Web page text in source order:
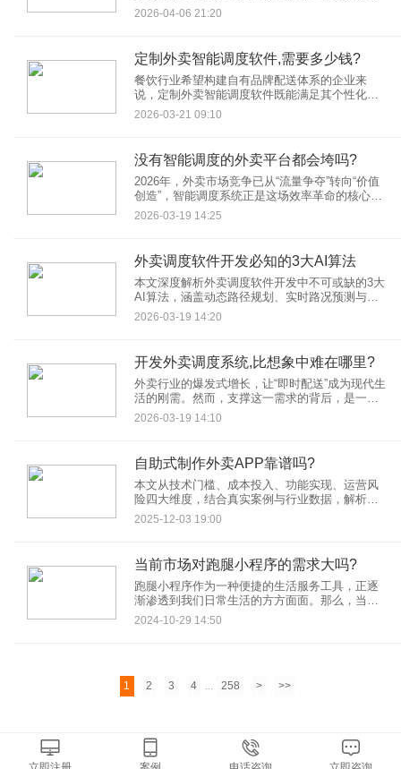
创新、下沉市场、细分场景、社交属性四大维
2026-04-06 21:20
定制外卖智能调度软件,需要多少钱?
餐饮行业希望构建自有品牌配送体系的企业来
说，定制外卖智能调度软件既能满足其个性化需
求，又能借助技术赋能实现降本增效。然而，其
致范围是，基础功能开发成本5万-30万元，高级
功能扩展成本10万-100万元，本文将从成本构
成、核心功能、选型策略三个维度展开分析。
2026-03-21 09:10
没有智能调度的外卖平台都会垮吗?
2026年，外卖市场竞争已从“流量争夺”转向“价值
创造”，智能调度系统正是这场效率革命的核心引
擎。当用户轻点手机下单时，一个庞大的数字大
案。这场无声的“城市接力赛”，正决定着外卖平台
的生死存亡。
2026-03-19 14:25
外卖调度软件开发必知的3大AI算法
本文深度解析外卖调度软件开发中不可或缺的3大
AI算法，涵盖动态路径规划、实时路况预测与智
能订单合并技术。结合美团、饿了么等头部平台
2026-03-19 14:20
开发外卖调度系统,比想象中难在哪里?
外卖行业的爆发式增长，让“即时配送”成为现代生
活的刚需。然而，支撑这一需求的背后，是一套
复杂且高效的外卖调度系统。许多人认为，开发
维度的挑战远超想象。本文将从多个角度解析开
发外卖调度系统的难点，揭开其背后的技术逻
辑。
2026-03-19 14:10
自助式制作外卖APP靠谱吗?
本文从技术门槛、成本投入、功能实现、运营风
险四大维度，结合真实案例与行业数据，解析自
助式制作外卖APP的可行性，为创业者提供决策
2025-12-03 19:00
当前市场对跑腿小程序的需求大吗?
跑腿小程序作为一种便捷的生活服务工具，正逐
渐渗透到我们日常生活的方方面面。那么，当前
市场对跑腿小程序的需求究竟有多大呢？
2024-10-29 14:50
1 2 3 4 ... 258 > >>